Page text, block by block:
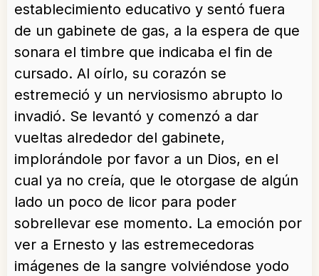
establecimiento educativo y sentó fuera
de un gabinete de gas, a la espera de que
sonara el timbre que indicaba el fin de
cursado. Al oírlo, su corazón se
estremeció y un nerviosismo abrupto lo
invadió. Se levantó y comenzó a dar
vueltas alrededor del gabinete,
implorándole por favor a un Dios, en el
cual ya no creía, que le otorgase de algún
lado un poco de licor para poder
sobrellevar ese momento. La emoción por
ver a Ernesto y las estremecedoras
imágenes de la sangre volviéndose yodo